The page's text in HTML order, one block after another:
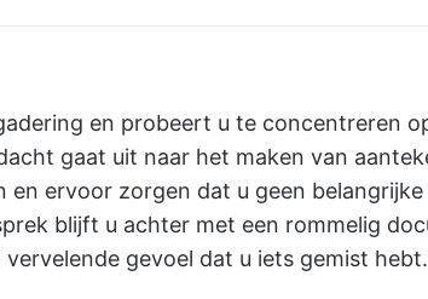
en probeert u te concentreren
gaat uit naar het maken van
en ervoor zorgen dat u geen belangrijke
blijft u achter met een rommelig
gevoel dat u iets gemist hebt.